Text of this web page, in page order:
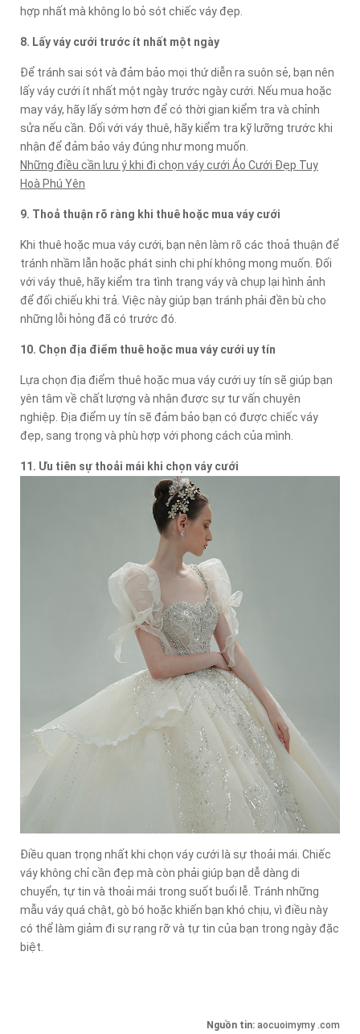
hợp nhất mà không lo bỏ sót chiếc váy đẹp.
8. Lấy váy cưới trước ít nhất một ngày
Để tránh sai sót và đảm bảo mọi thứ diễn ra suôn sẻ, bạn nên
lấy váy cưới ít nhất một ngày trước ngày cưới. Nếu mua hoặc
may váy, hãy lấy sớm hơn để có thời gian kiểm tra và chỉnh
sửa nếu cần. Đối với váy thuê, hãy kiểm tra kỹ lưỡng trước khi
nhận để đảm bảo váy đúng như mong muốn.
Những điều cần lưu ý khi đi chọn váy cưới Áo Cưới Đẹp Tuy
Hoà Phú Yên
9. Thoả thuận rõ ràng khi thuê hoặc mua váy cưới
Khi thuê hoặc mua váy cưới, bạn nên làm rõ các thoả thuận để
tránh nhầm lẫn hoặc phát sinh chi phí không mong muốn. Đối
với váy thuê, hãy kiểm tra tình trạng váy và chụp lại hình ảnh
để đối chiếu khi trả. Việc này giúp bạn tránh phải đền bù cho
những lỗi hỏng đã có trước đó.
10. Chọn địa điểm thuê hoặc mua váy cưới uy tín
Lựa chọn địa điểm thuê hoặc mua váy cưới uy tín sẽ giúp bạn
yên tâm về chất lượng và nhận được sự tư vấn chuyên
nghiệp. Địa điểm uy tín sẽ đảm bảo bạn có được chiếc váy
đẹp, sang trọng và phù hợp với phong cách của mình.
11. Ưu tiên sự thoải mái khi chọn váy cưới
Điều quan trọng nhất khi chọn váy cưới là sự thoải mái. Chiếc
váy không chỉ cần đẹp mà còn phải giúp bạn dễ dàng di
chuyển, tự tin và thoải mái trong suốt buổi lễ. Tránh những
mẫu váy quá chật, gò bó hoặc khiến bạn khó chịu, vì điều này
có thể làm giảm đi sự rạng rỡ và tự tin của bạn trong ngày đặc
biệt.
Nguồn tin: aocuoimymy .com